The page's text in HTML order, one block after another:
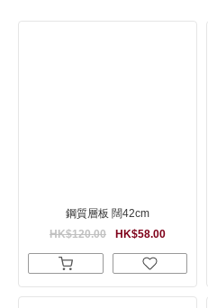
鋼質層板 闊42cm
HK$58.00
HK$120.00